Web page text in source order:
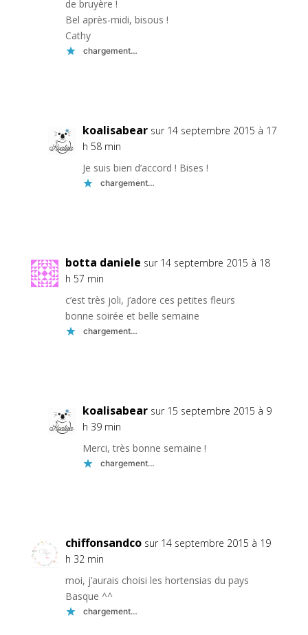
de bruyère !
Bel après-midi, bisous !
Cathy
chargement…
koalisabear sur 14 septembre 2015 à 17
h 58 min
Je suis bien d’accord ! Bises !
chargement…
botta daniele sur 14 septembre 2015 à 18
h 57 min
c’est très joli, j’adore ces petites fleurs
bonne soirée et belle semaine
chargement…
koalisabear sur 15 septembre 2015 à 9
h 39 min
Merci, très bonne semaine !
chargement…
chiffonsandco sur 14 septembre 2015 à 19
h 32 min
moi, j’aurais choisi les hortensias du pays
Basque ^^
chargement…